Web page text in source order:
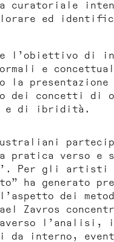
ed
l’obiettivo di
e
la
dei concetti di
e di ibridità.
pratica verso e
Per gli artisti
ha generato
dei
Zavros
l’analisi,
da interno,